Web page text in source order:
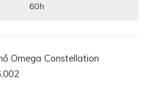
đồng hồ Omega Constellation
35mm
60h
Omega Constellation